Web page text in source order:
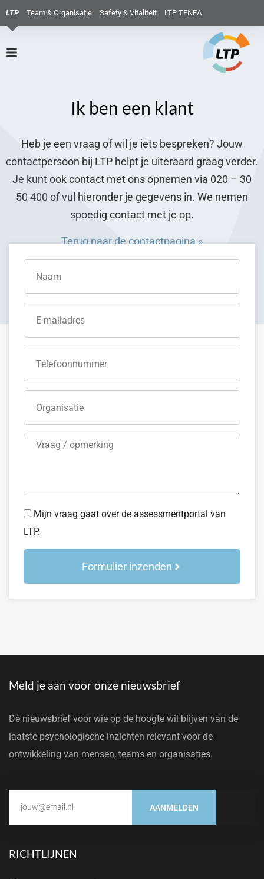
LTP Team & Organisatie Safety & Vitaliteit LTP TENEA
Ik ben een klant
Heb je een vraag of wil je iets bespreken? Jouw
contactpersoon bij LTP helpt je uiteraard graag verder.
Je kunt ook contact met ons opnemen via 020 – 30
50 400 of vul hieronder je gegevens in. We nemen
spoedig contact met je op.
Terug naar de contactpagina »
Mijn vraag gaat over de assessmentportal van
LTP.
Formulier inzenden
Meld je aan voor onze nieuwsbrief
Dé nieuwsbrief voor wie op de hoogte wil blijven van de
laatste psychologische inzichten relevant voor de
ontwikkeling van mensen, teams en organisaties.
AANMELDEN
RICHTLIJNEN